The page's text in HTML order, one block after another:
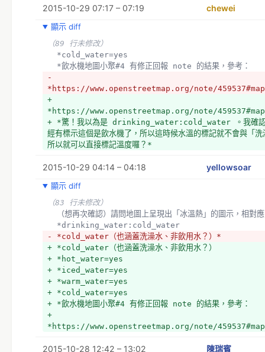
2015-10-29 07:17 – 07:19 chewei
顯示 diff
（89 行未修改）
  *cold_water=yes
  *飲水機地圖小聚#4 有修正回報 note 的結果，參考：
-
*https://www.openstreetmap.org/note/
+
*https://www.openstreetmap.org/note/
+ *驚！我以為是 drinking_water:cold_water 。我確認一
經有標示這個是飲水機了，所以這時候水溫的標記就不會與「
所以就可以直接標記溫度囉？*
2015-10-29 04:14 – 04:18 yellowsoar
顯示 diff
（83 行未修改）
（想再次確認）請問地圖上呈現出「冰溫熱」的圖示，相
  *drinking_water:cold_water
- *cold_water（也涵蓋洗澡水、非飲用水？）*
+ *cold_water（也涵蓋洗澡水、非飲用水？）
+ *hot_water=yes
+ *iced_water=yes
+ *warm_water=yes
+ *cold_water=yes
+ *飲水機地圖小聚#4 有修正回報 note 的結果，參考：
+
*https://www.openstreetmap.org/note/
2015-10-28 12:42 – 13:02 陳瑞賓